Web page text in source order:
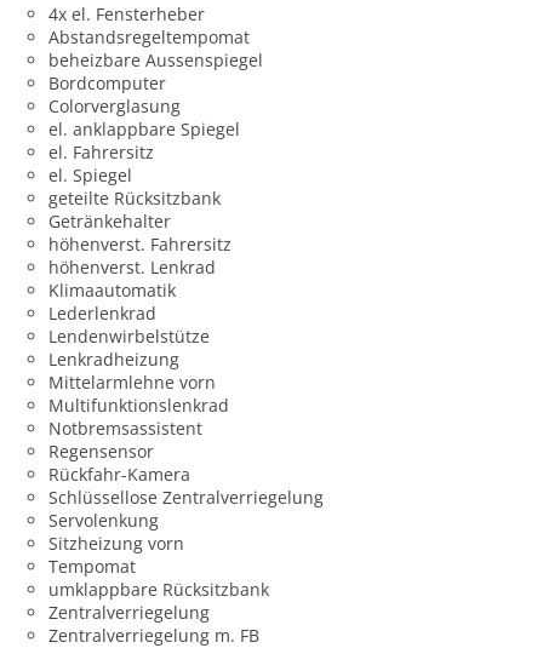
4x el. Fensterheber
Abstandsregeltempomat
beheizbare Aussenspiegel
Bordcomputer
Colorverglasung
el. anklappbare Spiegel
el. Fahrersitz
el. Spiegel
geteilte Rücksitzbank
Getränkehalter
höhenverst. Fahrersitz
höhenverst. Lenkrad
Klimaautomatik
Lederlenkrad
Lendenwirbelstütze
Lenkradheizung
Mittelarmlehne vorn
Multifunktionslenkrad
Notbremsassistent
Regensensor
Rückfahr-Kamera
Schlüssellose Zentralverriegelung
Servolenkung
Sitzheizung vorn
Tempomat
umklappbare Rücksitzbank
Zentralverriegelung
Zentralverriegelung m. FB